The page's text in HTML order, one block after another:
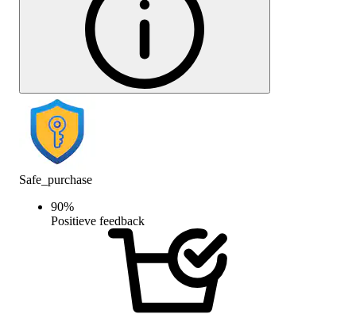
Safe_purchase
90%
Positieve feedback